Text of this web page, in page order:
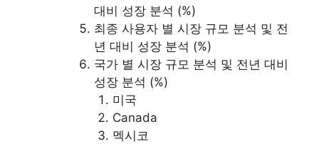
대비 성장 분석 (%)
최종 사용자 별 시장 규모 분석 및 전
년 대비 성장 분석 (%)
국가 별 시장 규모 분석 및 전년 대비
성장 분석 (%)
미국
Canada
멕시코